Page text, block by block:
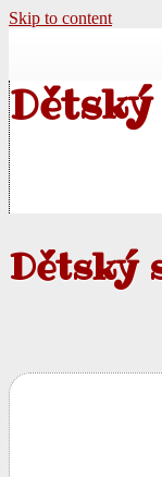
Skip to content
Dětský